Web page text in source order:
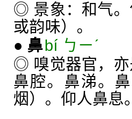
◎ 景象：和气。
或韵味）。
● 鼻bí ㄅㄧˊ
◎ 嗅觉器官，亦
鼻腔。鼻涕。
烟）。仰人鼻息